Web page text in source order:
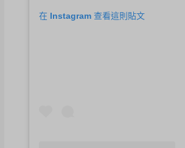
在 Instagram 查看這則貼文